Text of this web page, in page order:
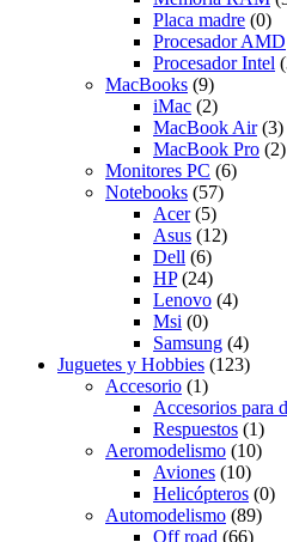
Placa madre (0)
Procesador AMD
Procesador Intel
MacBooks (9)
iMac (2)
MacBook Air (3)
MacBook Pro (2)
Monitores PC (6)
Notebooks (57)
Acer (5)
Asus (12)
Dell (6)
HP (24)
Lenovo (4)
Msi (0)
Samsung (4)
Juguetes y Hobbies (123)
Accesorio (1)
Accesorios para
Respuestos (1)
Aeromodelismo (10)
Aviones (10)
Helicópteros (0)
Automodelismo (89)
Off road (66)